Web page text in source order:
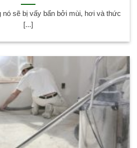
nó sẽ bị vấy bẩn bởi mùi, hơi và thức
[...]